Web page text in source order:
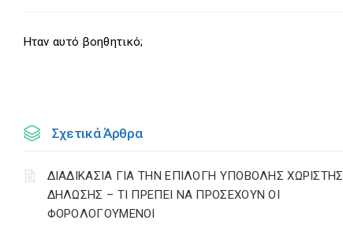
Ηταν αυτό βοηθητικό;
Σχετικά Άρθρα
ΔΙΑΔΙΚΑΣΙΑ ΓΙΑ ΤΗΝ ΕΠΙΛΟΓΗ ΥΠΟΒΟΛΗΣ ΧΩΡΙΣΤΗΣ
ΔΗΛΩΣΗΣ – ΤΙ ΠΡΕΠΕΙ ΝΑ ΠΡΟΣΕΧΟΥΝ ΟΙ
ΦΟΡΟΛΟΓΟΥΜΕΝΟΙ